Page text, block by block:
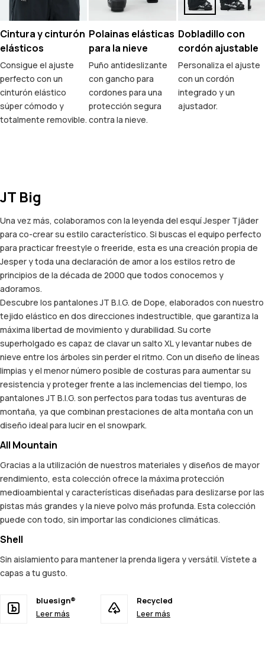
Cintura y cinturón
elásticos
Consigue el ajuste
perfecto con un
cinturón elástico
súper cómodo y
totalmente removible.
Polainas elásticas
para la nieve
Puño antideslizante
con gancho para
cordones para una
protección segura
contra la nieve.
Dobladillo con
cordón ajustable
Personaliza el ajuste
con un cordón
integrado y un
ajustador.
JT Big
Una vez más, colaboramos con la leyenda del esquí Jesper Tjäder
para co-crear su estilo característico. Si buscas el equipo perfecto
para practicar freestyle o freeride, esta es una creación propia de
Jesper y toda una declaración de amor a los estilos retro de
principios de la década de 2000 que todos conocemos y
adoramos.
Descubre los pantalones JT B.I.G. de Dope, elaborados con nuestro
tejido elástico en dos direcciones indestructible, que garantiza la
máxima libertad de movimiento y durabilidad. Su corte
superholgado es capaz de clavar un salto XL y levantar nubes de
nieve entre los árboles sin perder el ritmo. Con un diseño de líneas
limpias y el menor número posible de costuras para aumentar su
resistencia y proteger frente a las inclemencias del tiempo, los
pantalones JT B.I.G. son perfectos para todas tus aventuras de
montaña, ya que combinan prestaciones de alta montaña con un
diseño ideal para lucir en el snowpark.
All Mountain
Gracias a la utilización de nuestros materiales y diseños de mayor
rendimiento, esta colección ofrece la máxima protección
medioambiental y características diseñadas para deslizarse por las
pistas más grandes y la nieve polvo más profunda. Esta colección
puede con todo, sin importar las condiciones climáticas.
Shell
Sin aislamiento para mantener la prenda ligera y versátil. Vístete a
capas a tu gusto.
bluesign®
Leer más
Recycled
Leer más